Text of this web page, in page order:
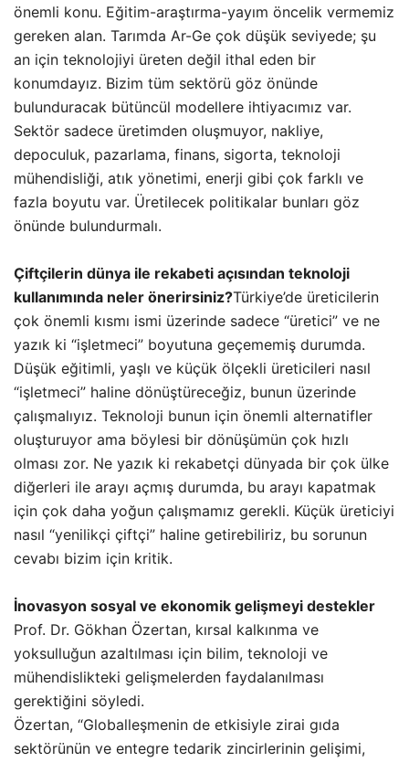
önemli konu. Eğitim-araştırma-yayım öncelik vermemiz
gereken alan. Tarımda Ar-Ge çok düşük seviyede; şu
an için teknolojiyi üreten değil ithal eden bir
konumdayız. Bizim tüm sektörü göz önünde
bulunduracak bütüncül modellere ihtiyacımız var.
Sektör sadece üretimden oluşmuyor, nakliye,
depoculuk, pazarlama, finans, sigorta, teknoloji
mühendisliği, atık yönetimi, enerji gibi çok farklı ve
fazla boyutu var. Üretilecek politikalar bunları göz
önünde bulundurmalı.
Çiftçilerin dünya ile rekabeti açısından teknoloji
kullanımında neler önerirsiniz?Türkiye’de üreticilerin
çok önemli kısmı ismi üzerinde sadece “üretici” ve ne
yazık ki “işletmeci” boyutuna geçememiş durumda.
Düşük eğitimli, yaşlı ve küçük ölçekli üreticileri nasıl
“işletmeci” haline dönüştüreceğiz, bunun üzerinde
çalışmalıyız. Teknoloji bunun için önemli alternatifler
oluşturuyor ama böylesi bir dönüşümün çok hızlı
olması zor. Ne yazık ki rekabetçi dünyada bir çok ülke
diğerleri ile arayı açmış durumda, bu arayı kapatmak
için çok daha yoğun çalışmamız gerekli. Küçük üreticiyi
nasıl “yenilikçi çiftçi” haline getirebiliriz, bu sorunun
cevabı bizim için kritik.
İnovasyon sosyal ve ekonomik gelişmeyi destekler
Prof. Dr. Gökhan Özertan, kırsal kalkınma ve
yoksulluğun azaltılması için bilim, teknoloji ve
mühendislikteki gelişmelerden faydalanılması
gerektiğini söyledi.
Özertan, “Globalleşmenin de etkisiyle zirai gıda
sektörünün ve entegre tedarik zincirlerinin gelişimi,